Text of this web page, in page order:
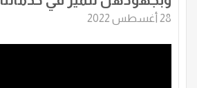
28 أغسطس 2022